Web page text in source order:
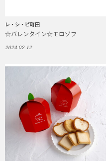
レ・シ・ピ町田
☆バレンタイン☆モロゾフ
2024.02.12